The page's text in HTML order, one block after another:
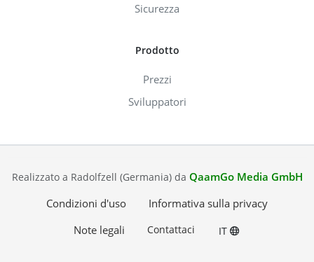
Sicurezza
Prodotto
Prezzi
Sviluppatori
Realizzato a Radolfzell (Germania) da QaamGo Media GmbH
Condizioni d'uso
Informativa sulla privacy
Note legali
Contattaci IT